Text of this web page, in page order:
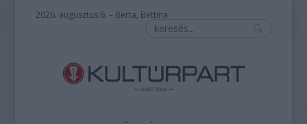
2026. augusztus 6. – Berta, Bettina